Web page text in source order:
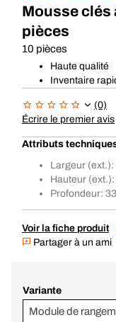
Mousse clés
pièces
10 pièces
Haute qualité
Inventaire
(0)
Écrire le premier avis
Attributs
Largeur (ext.):
Hauteur (ext.):
Profondeur:
Voir la fiche produit
Partager à un ami
Variante